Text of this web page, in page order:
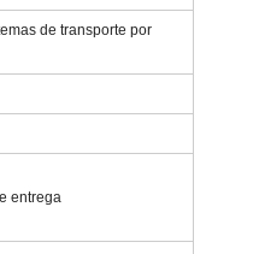
de transporte por
entrega